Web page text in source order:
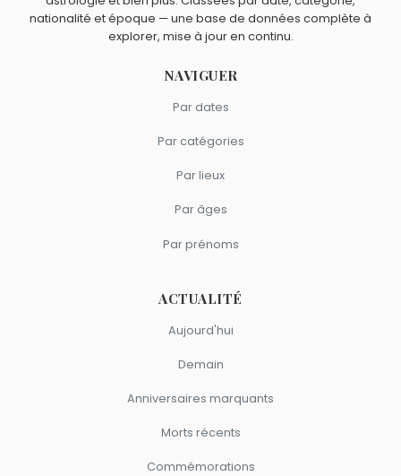
JohnsonetMegan Foxsont du signe Taureau.
nationalité et époque — une base de données complète à
explorer, mise à jour en continu.
NAVIGUER
Par dates
Par catégories
Par lieux
Par âges
Par prénoms
ACTUALITÉ
Aujourd'hui
Demain
Anniversaires marquants
Morts récents
Commémorations